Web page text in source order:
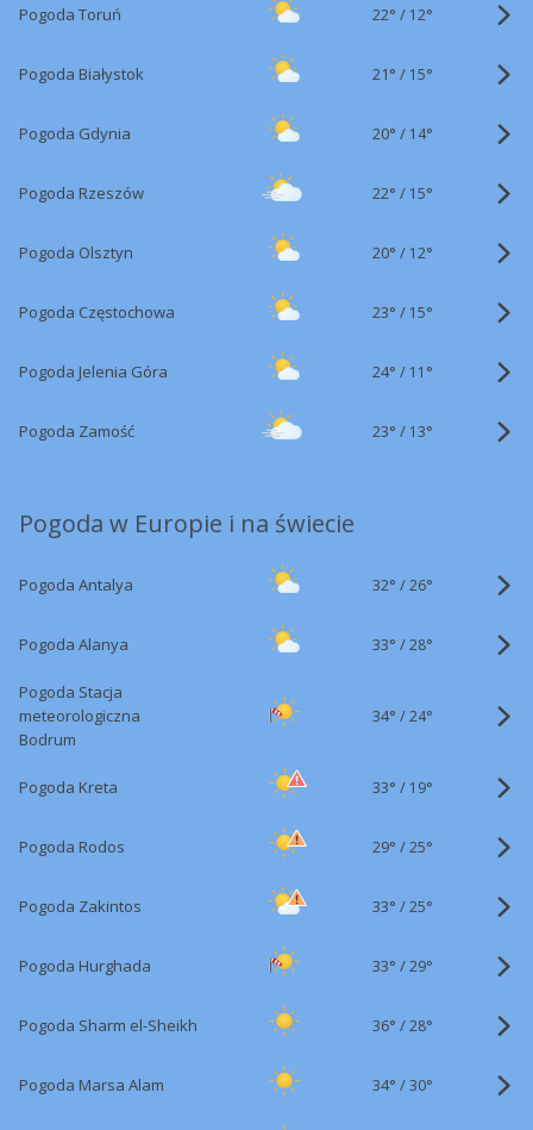
Pogoda Toruń 22° / 12°
Pogoda Białystok 21° / 15°
Pogoda Gdynia 20° / 14°
Pogoda Rzeszów 22° / 15°
Pogoda Olsztyn 20° / 12°
Pogoda Częstochowa 23° / 15°
Pogoda Jelenia Góra 24° / 11°
Pogoda Zamość 23° / 13°
Pogoda w Europie i na świecie
Pogoda Antalya 32° /26°
Pogoda Alanya 33° /28°
Pogoda Stacja
meteorologiczna
Bodrum
34° /24°
Pogoda Kreta 33° / 19°
Pogoda Rodos 29° /25°
Pogoda Zakintos 33° /25°
Pogoda Hurghada 33° /29°
Pogoda Sharm el-Sheikh 36° /28°
Pogoda Marsa Alam 34° /30°